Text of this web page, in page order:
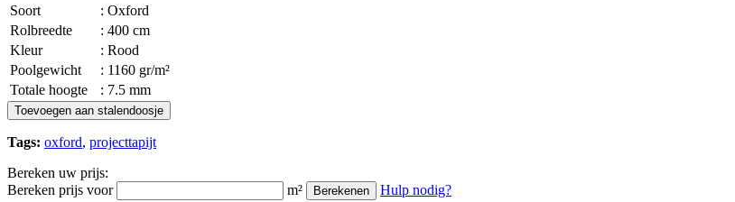
Soort
: Oxford
Rolbreedte
: 400 cm
Kleur
: Rood
Poolgewicht
: 1160 gr/m²
Totale hoogte
: 7.5 mm
Toevoegen aan stalendoosje
Tags: oxford, projecttapijt
Bereken uw prijs:
Bereken prijs voor
m² Berekenen Hulp nodig?